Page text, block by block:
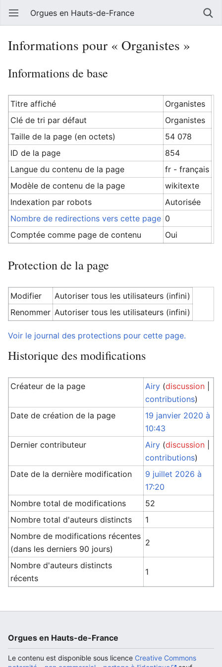
Orgues en Hauts-de-France
Informations pour « Organistes »
Informations de base
Titre affiché
Organistes
Clé de tri par défaut
Organistes
Taille de la page (en octets)
54 078
ID de la page
854
Langue du contenu de la page
fr - français
Modèle de contenu de la page
wikitexte
Indexation par robots
Autorisée
Nombre de redirections vers cette page 0
Comptée comme page de contenu
Oui
Protection de la page
Modifier
Autoriser tous les utilisateurs (infini)
Renommer Autoriser tous les utilisateurs (infini)
Voir le journal des protections pour cette page.
Historique des modifications
Créateur de la page Airy (discussion
contributions)
Date de création de la page
19 janvier 2020 à
10:43
Dernier contributeur
Airy (discussion
contributions)
Date de la dernière modification
9 juillet 2026 à
17:20
Nombre total de modifications
52
Nombre total d'auteurs distincts
1
Nombre de modifications récentes
(dans les derniers 90 jours)
2
Nombre d'auteurs distincts
récents
1
Orgues en Hauts-de-France
Le contenu est disponible sous licence Creative Commons